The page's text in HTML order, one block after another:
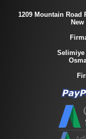
1209 Mountain Road
Selimiye